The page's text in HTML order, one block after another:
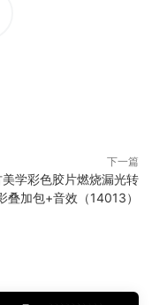
下一篇
学彩色胶片燃烧漏光转
叠加包+音效（14013）